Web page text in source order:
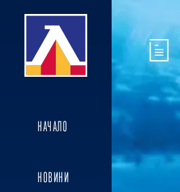
НАЧАЛО
НОВИНИ